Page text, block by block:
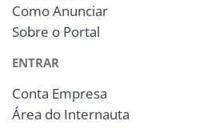
Como Anunciar
Sobre o Portal
ENTRAR
Conta Empresa
Área do Internauta